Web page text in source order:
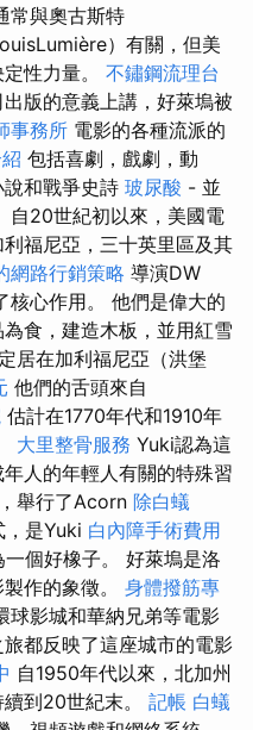
常與奧古斯特
）有關，但美
性力量。 不鏽鋼流理台
版的意義上講，好萊塢被
事務所 電影的各種流派的
包括喜劇，戲劇，動
和戰爭史詩 玻尿酸 - 並
自20世紀初以來，美國電
福尼亞，三十英里區及其
網路行銷策略 導演DW
心作用。 他們是偉大的
食，建造木板，並用紅雪
居在加利福尼亞（洪堡
他們的舌頭來自
估計在1770年代和1910年
大里整骨服務 Yuki認為這
人的年輕人有關的特殊習
舉行了Acorn 除白蟻
，是Yuki 白內障手術費用
個好橡子。 好萊塢是洛
作的象徵。 身體撥筋專
球影城和華納兄弟等電影
都反映了這座城市的電影
自1950年代以來，北加州
到20世紀末。 記帳 白蟻